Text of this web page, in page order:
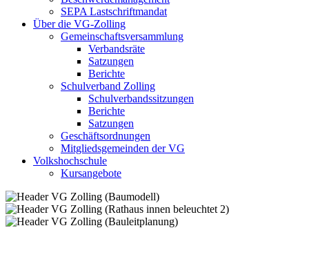
SEPA Lastschriftmandat
Über die VG-Zolling
Gemeinschaftsversammlung
Verbandsräte
Satzungen
Berichte
Schulverband Zolling
Schulverbandssitzungen
Berichte
Satzungen
Geschäftsordnungen
Mitgliedsgemeinden der VG
Volkshochschule
Kursangebote